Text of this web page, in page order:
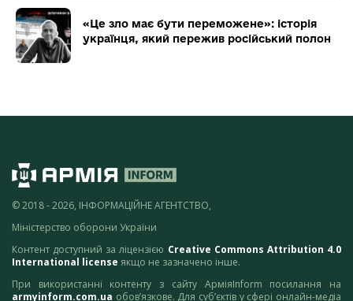
«Це зло має бути переможене»: історія
українця, який пережив російський полон
© 2018 - 2026, ІНФОРМАЦІЙНЕ АГЕНТСТВО,
Міністерство оборони України
Контент доступний за ліцензією Creative Commons Attribution 4.0
International license якщо не зазначено інше.
При використанні контенту з сайту АрміяInform посилання на
armyinform.com.ua обов’язкове. Для суб’єктів у сфері онлайн-медіа